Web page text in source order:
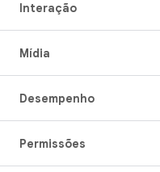
Interação
Mídia
Desempenho
Permissões